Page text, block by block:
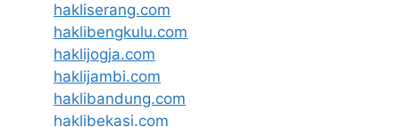
hakliserang.com
haklibengkulu.com
haklijogja.com
haklijambi.com
haklibandung.com
haklibekasi.com